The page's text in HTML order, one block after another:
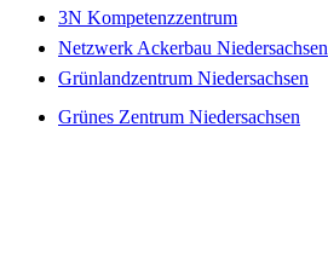
3N Kompetenzzentrum
Netzwerk Ackerbau Niedersachsen
Grünlandzentrum Niedersachsen
Grünes Zentrum Niedersachsen